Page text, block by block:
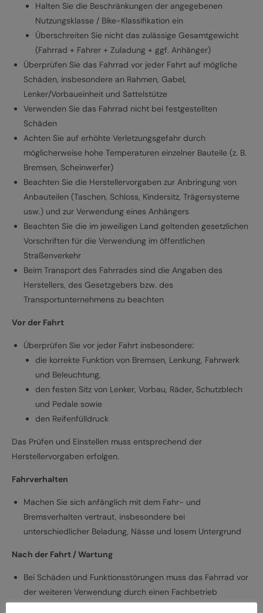
Halten Sie die Beschränkungen der angegebenen
Nutzungsklasse / Bike-Klassifikation ein
Überschreiten Sie nicht das zulässige Gesamtgewicht
(Fahrrad + Fahrer + Zuladung + ggf. Anhänger)
Überprüfen Sie das Fahrrad vor jeder Fahrt auf mögliche
Schäden, insbesondere an Rahmen, Gabel,
Lenker/Vorbaueinheit und Sattelstütze
Verwenden Sie das Fahrrad nicht bei festgestellten
Schäden
Achten Sie auf erhöhte Verletzungsgefahr durch
möglicherweise hohe Temperaturen einzelner Bauteile (z. B.
Bremsen, Scheinwerfer)
Beachten Sie die Herstellervorgaben zur Anbringung von
Anbauteilen (Taschen, Schloss, Kindersitz, Trägersysteme
usw.) und zur Verwendung eines Anhängers
Beachten Sie die im jeweiligen Land geltenden gesetzlichen
Vorschriften für die Verwendung im öffentlichen
Straßenverkehr
Beim Transport des Fahrrades sind die Angaben des
Herstellers, des Gesetzgebers bzw. des
Transportunternehmens zu beachten
Vor der Fahrt
Überprüfen Sie vor jeder Fahrt insbesondere:
die korrekte Funktion von Bremsen, Lenkung, Fahrwerk
und Beleuchtung,
den festen Sitz von Lenker, Vorbau, Räder, Schutzblech
und Pedale sowie
den Reifenfülldruck
Das Prüfen und Einstellen muss entsprechend der
Herstellervorgaben erfolgen.
Fahrverhalten
Machen Sie sich anfänglich mit dem Fahr- und
Bremsverhalten vertraut, insbesondere bei
unterschiedlicher Beladung, Nässe und losem Untergrund
Nach der Fahrt / Wartung
Bei Schäden und Funktionsstörungen muss das Fahrrad vor
der weiteren Verwendung durch einen Fachbetrieb